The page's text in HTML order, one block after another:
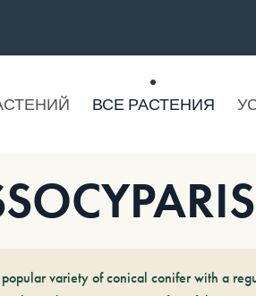
ВСЕ РАСТЕНИЯ
variety of conical conifer with a